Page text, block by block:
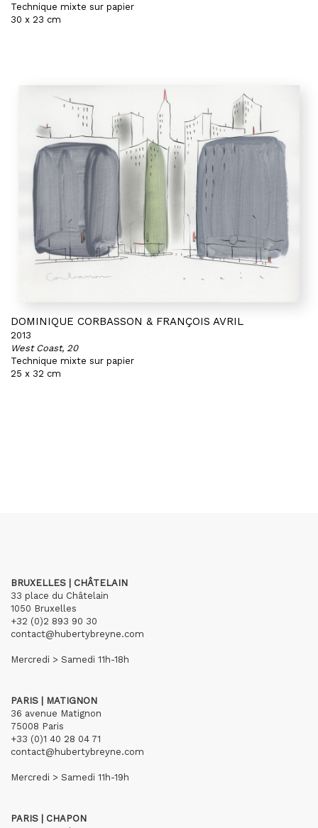
Technique mixte sur papier
30 x 23 cm
DOMINIQUE CORBASSON & FRANÇOIS AVRIL
2013
West Coast, 20
Technique mixte sur papier
25 x 32 cm
BRUXELLES | CHÂTELAIN
33 place du Châtelain
1050 Bruxelles
+32 (0)2 893 90 30
contact@hubertybreyne.com
Mercredi > Samedi 11h-18h
PARIS | MATIGNON
36 avenue Matignon
75008 Paris
+33 (0)1 40 28 04 71
contact@hubertybreyne.com
Mercredi > Samedi 11h-19h
PARIS | CHAPON